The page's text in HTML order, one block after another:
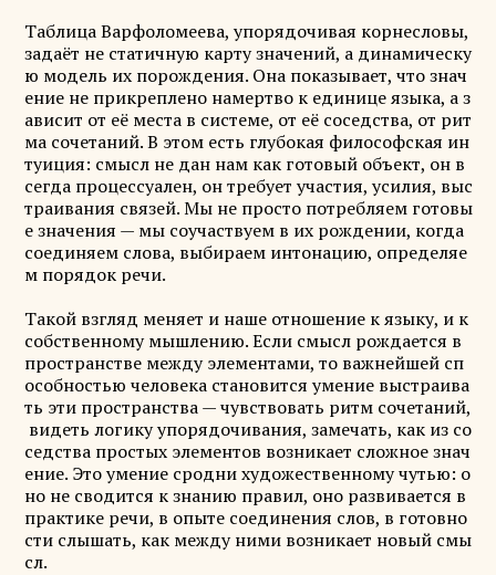
Таблица Варфоломеева, упорядочивая корнесловы,
задаёт не статичную карту значений, а динамическу
ю модель их порождения. Она показывает, что знач
ение не прикреплено намертво к единице языка, а з
ависит от её места в системе, от её соседства, от рит
ма сочетаний. В этом есть глубокая философская ин
туиция: смысл не дан нам как готовый объект, он в
сегда процессуален, он требует участия, усилия, выс
траивания связей. Мы не просто потребляем готовы
е значения — мы соучаствуем в их рождении, когда
соединяем слова, выбираем интонацию, определяе
м порядок речи.
Такой взгляд меняет и наше отношение к языку, и к
собственному мышлению. Если смысл рождается в
пространстве между элементами, то важнейшей сп
особностью человека становится умение выстраива
ть эти пространства — чувствовать ритм сочетаний,
видеть логику упорядочивания, замечать, как из со
седства простых элементов возникает сложное знач
ение. Это умение сродни художественному чутью: о
но не сводится к знанию правил, оно развивается в
практике речи, в опыте соединения слов, в готовно
сти слышать, как между ними возникает новый смы
сл.